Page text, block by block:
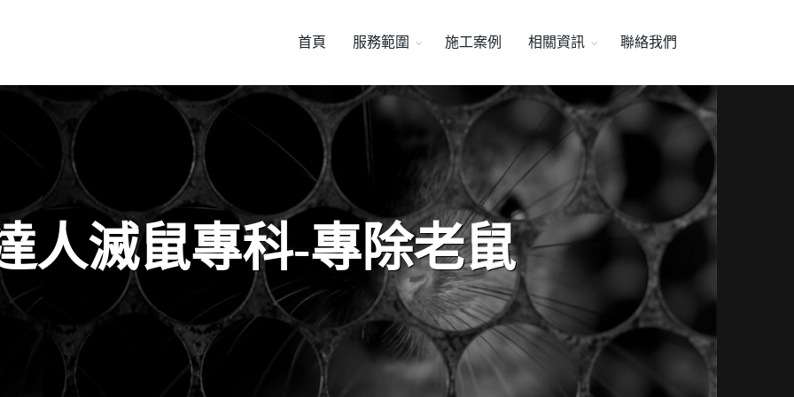
首頁 服務範圍 施工案例 相關資訊 聯絡我們
人滅鼠專科-專除老鼠